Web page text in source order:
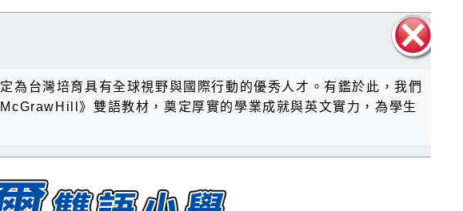
塊
為台灣培育具有全球視野與國際行動的優秀人才。有鑑於此，我們
》雙語教材，奠定厚實的學業成就與英文實力，為學生